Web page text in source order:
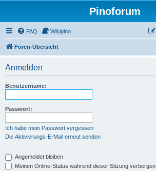
Pinoforum
FAQ Wikipino
Foren-Übersicht
Anmelden
Benutzername:
Passwort:
Ich habe mein Passwort vergessen
Die Aktivierungs-E-Mail erneut senden
Angemeldet bleiben
Meinen Online-Status während dieser Sitzung verbergen